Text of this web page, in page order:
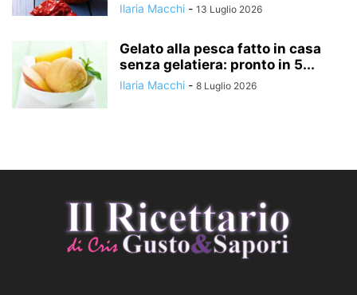
Ilaria Macchi - 13 Luglio 2026
Gelato alla pesca fatto in casa
senza gelatiera: pronto in 5...
Ilaria Macchi - 8 Luglio 2026